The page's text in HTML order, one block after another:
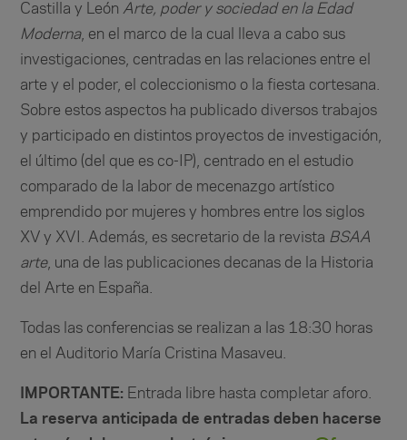
Castilla y León Arte, poder y sociedad en la Edad
Moderna, en el marco de la cual lleva a cabo sus
investigaciones, centradas en las relaciones entre el
arte y el poder, el coleccionismo o la fiesta cortesana.
Sobre estos aspectos ha publicado diversos trabajos
y participado en distintos proyectos de investigación,
el último (del que es co-IP), centrado en el estudio
comparado de la labor de mecenazgo artístico
emprendido por mujeres y hombres entre los siglos
XV y XVI. Además, es secretario de la revista BSAA
arte, una de las publicaciones decanas de la Historia
del Arte en España.
Todas las conferencias se realizan a las 18:30 horas
en el Auditorio María Cristina Masaveu.
IMPORTANTE: Entrada libre hasta completar aforo.
La reserva anticipada de entradas deben hacerse